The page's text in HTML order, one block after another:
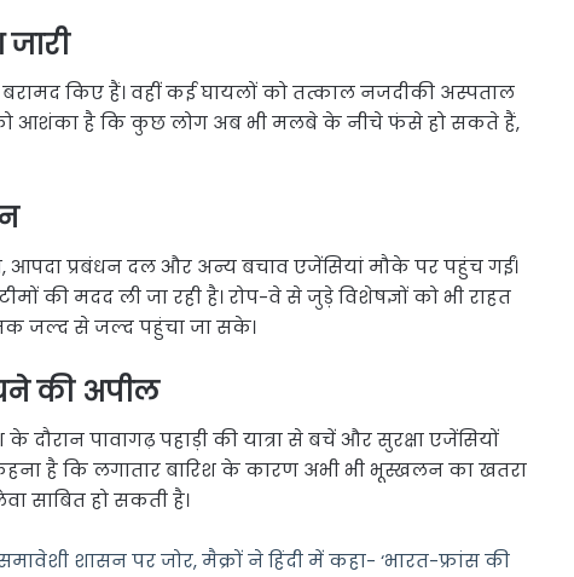
किए हैं। वहीं कई घायलों को तत्काल नजदीकी अस्पताल
को आशंका है कि कुछ लोग अब भी मलबे के नीचे फंसे हो सकते हैं,
आपदा प्रबंधन दल और अन्य बचाव एजेंसियां मौके पर पहुंच गईं।
की मदद ली जा रही है। रोप-वे से जुड़े विशेषज्ञों को भी राहत
जल्द से जल्द पहुंचा जा सके।
की अपील
दौरान पावागढ़ पहाड़ी की यात्रा से बचें और सुरक्षा एजेंसियों
कहना है कि लगातार बारिश के कारण अभी भी भूस्खलन का खतरा
साबित हो सकती है।
शासन पर जोर, मैक्रों ने हिंदी में कहा- ‘भारत-फ्रांस की